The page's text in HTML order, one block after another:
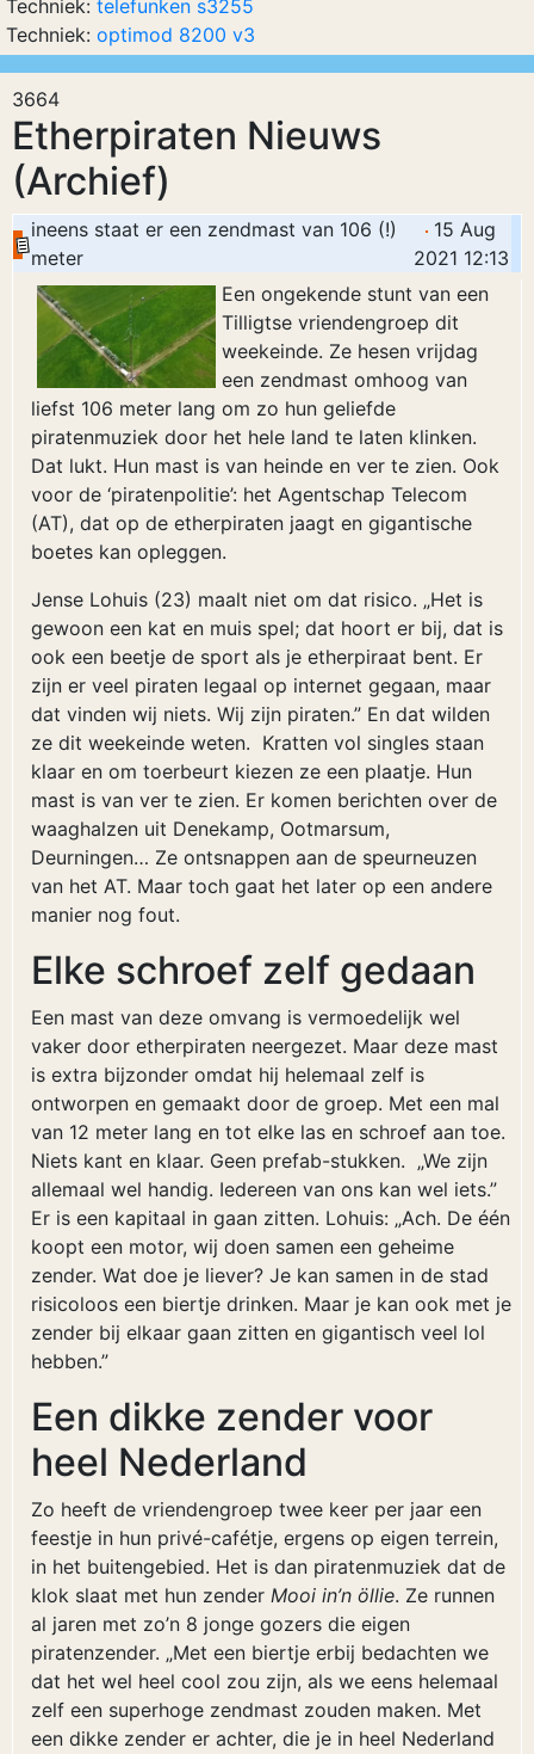
3664
Etherpiraten Nieuws
(Archief)
ineens staat er een zendmast van 106 (!)
meter
15 Aug
2021 12:13
Een ongekende stunt van een
Tilligtse vriendengroep dit
weekeinde. Ze hesen vrijdag
een zendmast omhoog van
liefst 106 meter lang om zo hun geliefde
piratenmuziek door het hele land te laten klinken.
Dat lukt. Hun mast is van heinde en ver te zien. Ook
voor de ‘piratenpolitie’: het Agentschap Telecom
(AT), dat op de etherpiraten jaagt en gigantische
boetes kan opleggen.
Jense Lohuis (23) maalt niet om dat risico. „Het is
gewoon een kat en muis spel; dat hoort er bij, dat is
ook een beetje de sport als je etherpiraat bent. Er
zijn er veel piraten legaal op internet gegaan, maar
dat vinden wij niets. Wij zijn piraten.” En dat wilden
ze dit weekeinde weten. Kratten vol singles staan
klaar en om toerbeurt kiezen ze een plaatje. Hun
mast is van ver te zien. Er komen berichten over de
waaghalzen uit Denekamp, Ootmarsum,
Deurningen… Ze ontsnappen aan de speurneuzen
van het AT. Maar toch gaat het later op een andere
manier nog fout.
Elke schroef zelf gedaan
Een mast van deze omvang is vermoedelijk wel
vaker door etherpiraten neergezet. Maar deze mast
is extra bijzonder omdat hij helemaal zelf is
ontworpen en gemaakt door de groep. Met een mal
van 12 meter lang en tot elke las en schroef aan toe.
Niets kant en klaar. Geen prefab-stukken. „We zijn
allemaal wel handig. Iedereen van ons kan wel iets.”
Er is een kapitaal in gaan zitten. Lohuis: „Ach. De één
koopt een motor, wij doen samen een geheime
zender. Wat doe je liever? Je kan samen in de stad
risicoloos een biertje drinken. Maar je kan ook met je
zender bij elkaar gaan zitten en gigantisch veel lol
hebben.”
Een dikke zender voor
heel Nederland
Zo heeft de vriendengroep twee keer per jaar een
feestje in hun privé-cafétje, ergens op eigen terrein,
in het buitengebied. Het is dan piratenmuziek dat de
klok slaat met hun zender Mooi in’n öllie. Ze runnen
al jaren met zo’n 8 jonge gozers die eigen
piratenzender. „Met een biertje erbij bedachten we
dat het wel heel cool zou zijn, als we eens helemaal
zelf een superhoge zendmast zouden maken. Met
een dikke zender er achter, die je in heel Nederland
Techniek: telefunken s3255
Techniek: optimod 8200 v3